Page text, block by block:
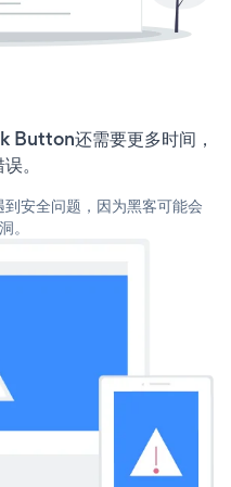
Button还需要更多时间，
。
安全问题，因为黑客可能会
。